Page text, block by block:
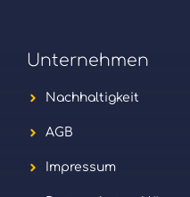
Unternehmen
Nachhaltigkeit
AGB
Impressum